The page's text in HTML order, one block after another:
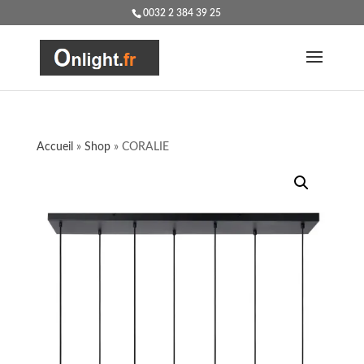
0032 2 384 39 25
Accueil » Shop» CORALIE